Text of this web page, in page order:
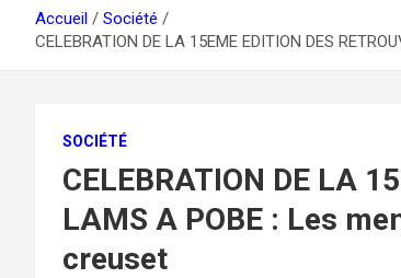
Accueil
Société
CELEBRATION DE LA 15EME EDITION DES
SOCIÉTÉ
CELEBRATION DE LA
LAMS A POBE : Les
creuset